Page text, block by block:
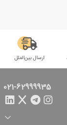
ارسال بین‌الملل
021-62999935